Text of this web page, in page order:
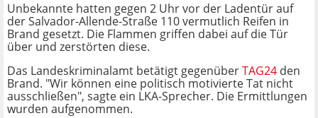
Unbekannte hatten gegen 2 Uhr vor der Ladentür auf
der Salvador-Allende-Straße 110 vermutlich Reifen in
Brand gesetzt. Die Flammen griffen dabei auf die Tür
über und zerstörten diese.
Das Landeskriminalamt betätigt gegenüberTAG24 den
Brand. "Wir können eine politisch motivierte Tat nicht
ausschließen", sagte ein LKA-Sprecher. Die Ermittlungen
wurden aufgenommen.